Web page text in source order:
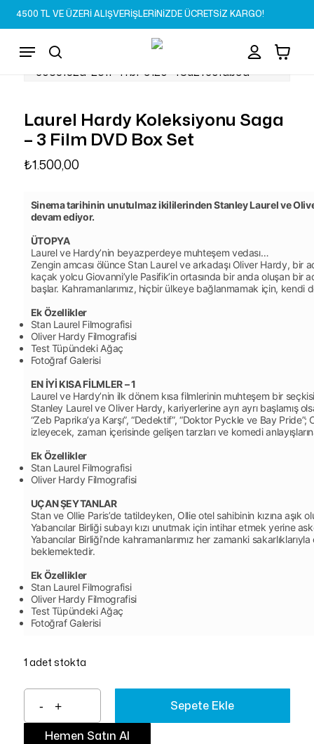
Skip
to
content
4500 TL VE ÜZERİ ALIŞVERİŞLERİNİZDE ÜCRETSİZ KARGO!
search
Menu Sepet Close
Cart
Laurel Hardy Koleksiyonu Saga
– 3 Film DVD Box Set
₺1.500,00
Sinema tarihinin unutulmaz ikililerinden Stanley Laurel ve
devam ediyor.
ÜTOPYA
Laurel ve Hardy’nin beyazperdeye muhteşem vedası…
Zengin amcası ölünce Stan Laurel ve arkadaşı Oliver Hardy, bir
kaçak yolcu Giovanni’yle Pasifik’in ortasında bir anda oluşan
başlar. Kahramanlarımız, hiçbir ülkeye bağlanmamak için, kendi
Ek Özellikler
Stan Laurel Filmografisi
Oliver Hardy Filmografisi
Test Tüpündeki Ağaç
Fotoğraf Galerisi
EN İYİ KISA FİLMLER – 1
Laurel ve Hardy’nin ilk dönem kısa filmlerinin muhteşem bir
Stanley Laurel ve Oliver Hardy, kariyerlerine ayrı ayrı başlamış
“Zeb Paprika’ya Karşı”, “Dedektif”, “Doktor Pyckle ve Bay Pride”;
izleyecek, zaman içerisinde gelişen tarzları ve komedi
Ek Özellikler
Stan Laurel Filmografisi
Oliver Hardy Filmografisi
UÇAN ŞEYTANLAR
Stan ve Ollie Paris’de tatildeyken, Ollie otel sahibinin kızına aşık
Yabancılar Birliği subayı kızı unutmak için intihar etmek yerine
Yabancılar Birliği’nde kahramanlarımız her zamanki
beklemektedir.
Ek Özellikler
Stan Laurel Filmografisi
Oliver Hardy Filmografisi
Test Tüpündeki Ağaç
Fotoğraf Galerisi
1 adet stokta
Sepete Ekle
Hemen Satın Al